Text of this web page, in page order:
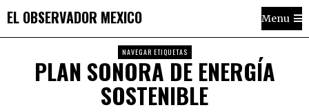
EL OBSERVADOR MEXICO Menu
NAVEGAR ETIQUETAS
PLAN SONORA DE ENERGÍA
SOSTENIBLE